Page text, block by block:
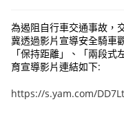
為遏阻自行車交通事故，
冀透過影片宣導安全騎車
「保持距離」、「兩段
育宣導影片連結如下:
https://s.yam.com/DD7Lt